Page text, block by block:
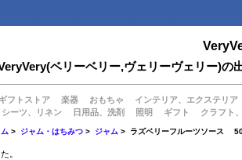
ベリーベリー,ヴェリーヴェリー)の
フトストア 楽器 おもちゃ インテリア、エクステリア
ーツ、リネン
日用品、洗剤 照明 ギフト クラフト
> ジャム・はちみつ > ジャム > ラズベリーフルーツソース
。